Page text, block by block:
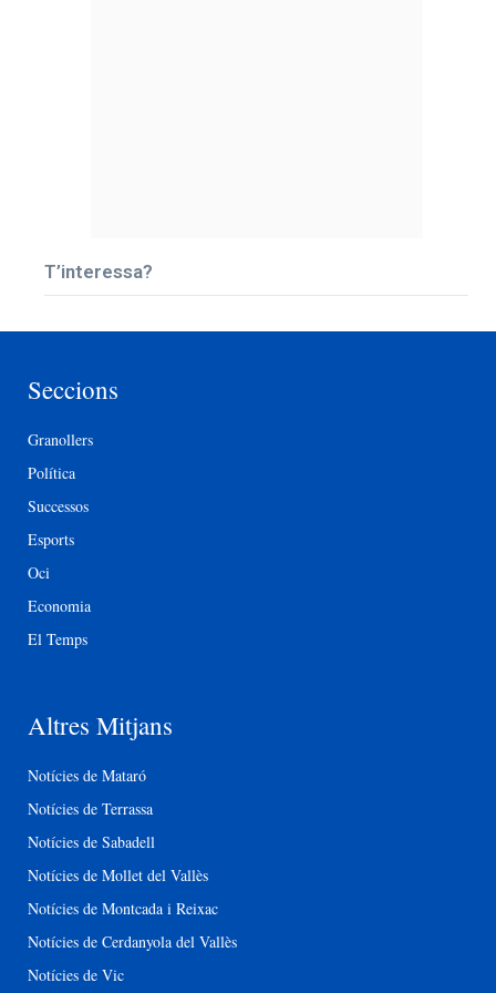
T’interessa?
Seccions
Granollers
Política
Successos
Esports
Oci
Economia
El Temps
Altres Mitjans
Notícies de Mataró
Notícies de Terrassa
Notícies de Sabadell
Notícies de Mollet del Vallès
Notícies de Montcada i Reixac
Notícies de Cerdanyola del Vallès
Notícies de Vic